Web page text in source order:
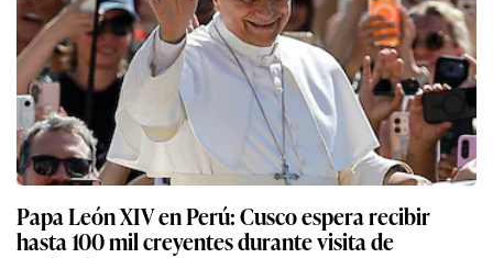
Papa León XIV en Perú: Cusco espera recibir
hasta 100 mil creyentes durante visita de